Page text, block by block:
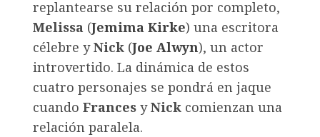
replantearse su relación por completo,
Melissa (Jemima Kirke) una escritora
célebre yNick (Joe Alwyn), un actor
introvertido. La dinámica de estos
cuatro personajes se pondrá en jaque
cuando Frances yNick comienzan una
relación paralela.